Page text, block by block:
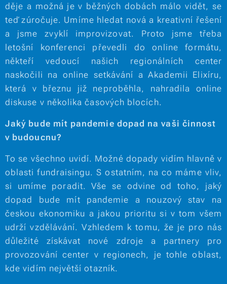
děje a možná je v běžných dobách málo vidět, se
teď zúročuje. Umíme hledat nová a kreativní řešení
a jsme zvyklí improvizovat. Proto jsme třeba
letošní konferenci převedli do online formátu,
někteří vedoucí našich regionálních center
naskočili na online setkávání a Akademii Elixíru,
která v březnu již neproběhla, nahradila online
diskuse v několika časových blocích.
Jaký bude mít pandemie dopad na vaši činnost
v budoucnu?
To se všechno uvidí. Možné dopady vidím hlavně v
oblasti fundraisingu. S ostatním, na co máme vliv,
si umíme poradit. Vše se odvine od toho, jaký
dopad bude mít pandemie a nouzový stav na
českou ekonomiku a jakou prioritu si v tom všem
udrží vzdělávání. Vzhledem k tomu, že je pro nás
důležité získávat nové zdroje a partnery pro
provozování center v regionech, je tohle oblast,
kde vidím největší otazník.